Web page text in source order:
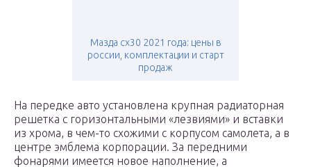
Мазда cx30 2021 года: цены в
россии, комплектации и старт
продаж
На передке авто установлена крупная радиаторная
решетка с горизонтальными «лезвиями» и вставки
из хрома, в чем-то схожими с корпусом самолета, а в
центре эмблема корпорации. За передними
фонарями имеется новое наполнение, а